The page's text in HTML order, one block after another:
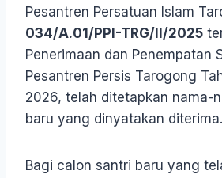
Pesantren Persatuan Islam
034/A.01/PPI-TRG/II/2025
Penerimaan dan Penempatan
Pesantren Persis Tarogong
2026, telah ditetapkan nama-
baru yang dinyatakan diterima.
Bagi calon santri baru yang